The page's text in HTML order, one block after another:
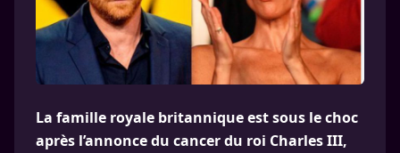
La famille royale britannique est sous le choc
après l’annonce du cancer du roi Charles III,